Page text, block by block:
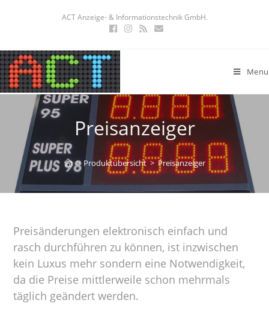
ACT Anzeige- & Informationstechnik GmbH.
Menu
Preisanzeiger
> Produktübersicht > Preisanzeiger
Preisänderungen elektronisch einfach und
rasch durchführen zu können, ist inzwischen
kein Luxus mehr sondern eine Notwendigkeit,
da die Preise mittlerweile schon mehrmals
täglich geändert werden.